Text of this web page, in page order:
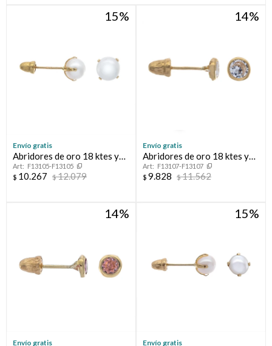
15
Envío gratis
Abridores de oro 18 ktes y
perla de cultivo
F13105-F13105
$ 10.267 $12.079
14
Envío gratis
Abridores de oro 18 ktes y
circoniaF13107-F13107
$ 9.828 $11.562
14
Envío gratis
15
Envío gratis